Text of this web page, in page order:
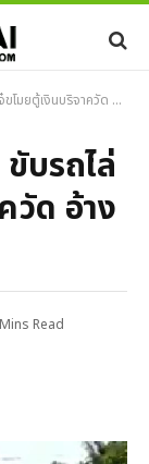
าควัด อ้างหาเงินเติมแก๊สรถ
บรถไล่
วัด อ้าง
Read